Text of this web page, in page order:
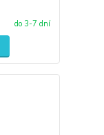
do 3-7 dní